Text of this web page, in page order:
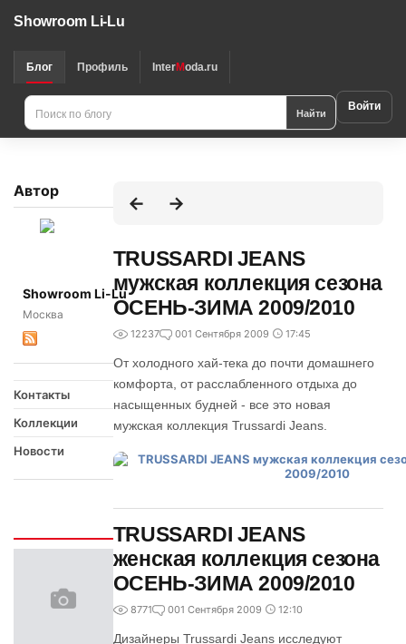
Showroom Li-Lu
Блог Профиль InterModa.ru
Найти Войти
Автор
Showroom Li-Lu
Москва
Контакты
Коллекции
Новости
TRUSSARDI JEANS
мужская коллекция сезона
ОСЕНЬ-ЗИМА 2009/2010
12237 001 Сентября 2009 17:45
От холодного хай-тека до почти домашнего
комфорта, от расслабленного отдыха до
насыщенных будней - все это новая
мужская коллекция Trussardi Jeans.
TRUSSARDI JEANS
женская коллекция сезона
ОСЕНЬ-ЗИМА 2009/2010
8771 001 Сентября 2009 12:10
Дизайнеры Trussardi Jeans исследуют